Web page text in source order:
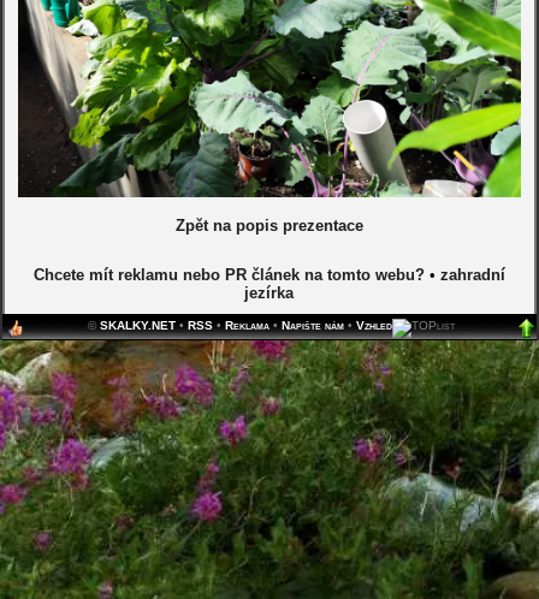
Zpět na popis prezentace
Chcete mít reklamu nebo PR článek na tomto webu?• zahradní
jezírka
©SKALKY.NET• RSS• Reklama• Napište nám• Vzhled